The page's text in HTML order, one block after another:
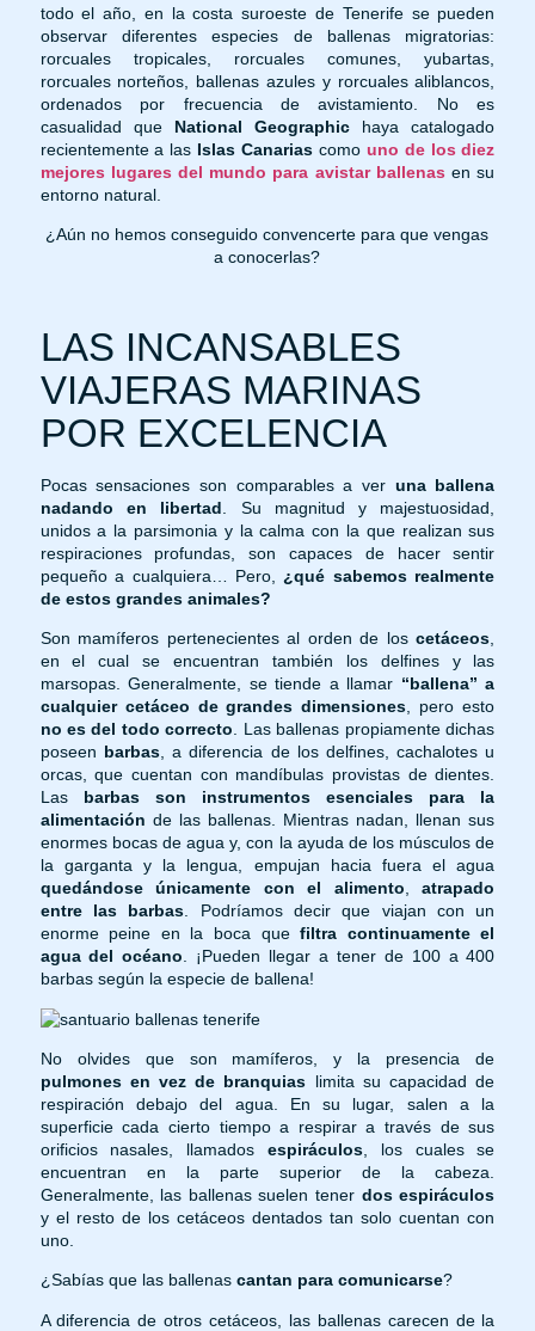
todo el año, en la costa suroeste de Tenerife se pueden
observar diferentes especies de ballenas migratorias:
rorcuales tropicales, rorcuales comunes, yubartas,
rorcuales norteños, ballenas azules y rorcuales aliblancos,
ordenados por frecuencia de avistamiento. No es
casualidad que National Geographic haya catalogado
recientemente a las Islas Canarias como uno de los diez
mejores lugares del mundo para avistar ballenasen su
entorno natural.
¿Aún no hemos conseguido convencerte para que vengas
a conocerlas?
LAS INCANSABLES
VIAJERAS MARINAS
POR EXCELENCIA
Pocas sensaciones son comparables a ver una ballena
nadando en libertad . Su magnitud y majestuosidad,
unidos a la parsimonia y la calma con la que realizan sus
respiraciones profundas, son capaces de hacer sentir
pequeño a cualquiera… Pero, ¿qué sabemos realmente
de estos grandes animales?
Son mamíferos pertenecientes al orden de loscetáceos,
en el cual se encuentran también los delfines y las
marsopas. Generalmente, se tiende a llamar “ballena” a
cualquier cetáceo de grandes dimensiones, pero esto
no es del todo correcto. Las ballenas propiamente dichas
poseen barbas, a diferencia de los delfines, cachalotes u
orcas, que cuentan con mandíbulas provistas de dientes.
Las barbas son instrumentos esenciales para la
alimentación de las ballenas. Mientras nadan, llenan sus
enormes bocas de agua y, con la ayuda de los músculos de
la garganta y la lengua, empujan hacia fuera el agua
quedándose únicamente con el alimento,atrapado
entre las barbas. Podríamos decir que viajan con un
enorme peine en la boca quefiltra continuamente el
agua del océano. ¡Pueden llegar a tener de 100 a 400
barbas según la especie de ballena!
No olvides que son mamíferos, y la presencia de
pulmones en vez de branquias limita su capacidad de
respiración debajo del agua. En su lugar, salen a la
superficie cada cierto tiempo a respirar a través de sus
orificios nasales, llamados espiráculos , los cuales se
encuentran en la parte superior de la cabeza.
Generalmente, las ballenas suelen tener dos espiráculos
y el resto de los cetáceos dentados tan solo cuentan con
uno.
¿Sabías que las ballenas cantan para comunicarse?
A diferencia de otros cetáceos, las ballenas carecen de la